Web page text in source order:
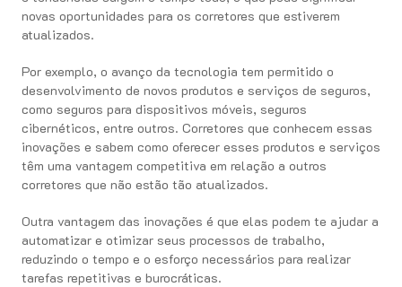
novas oportunidades para os corretores que estiverem
atualizados.
Por exemplo, o avanço da tecnologia tem permitido o
desenvolvimento de novos produtos e serviços de seguros,
como seguros para dispositivos móveis, seguros
cibernéticos, entre outros. Corretores que conhecem essas
inovações e sabem como oferecer esses produtos e serviços
têm uma vantagem competitiva em relação a outros
corretores que não estão tão atualizados.
Outra vantagem das inovações é que elas podem te ajudar a
automatizar e otimizar seus processos de trabalho,
reduzindo o tempo e o esforço necessários para realizar
tarefas repetitivas e burocráticas.